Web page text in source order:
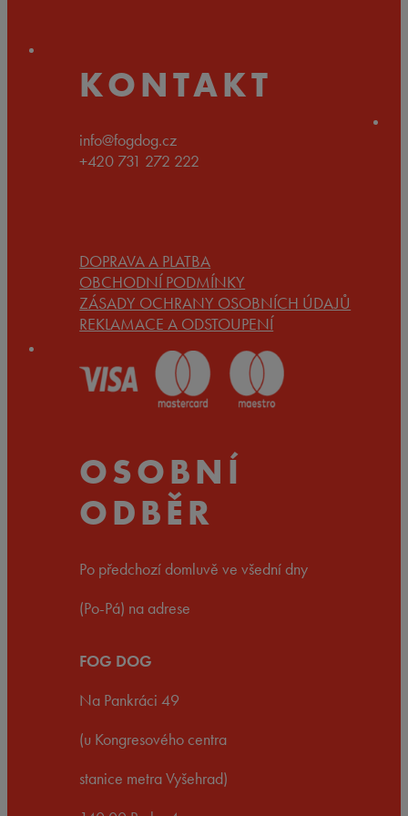
KONTAKT
info@fogdog.cz
+420 731 272 222
DOPRAVA A PLATBA
OBCHODNÍ PODMÍNKY
ZÁSADY OCHRANY OSOBNÍCH ÚDAJŮ
REKLAMACE A ODSTOUPENÍ
OSOBNÍ
ODBĚR
Po předchozí domluvě ve všední dny
(Po-Pá) na adrese
FOG DOG
Na Pankráci 49
(u Kongresového centra
stanice metra Vyšehrad)